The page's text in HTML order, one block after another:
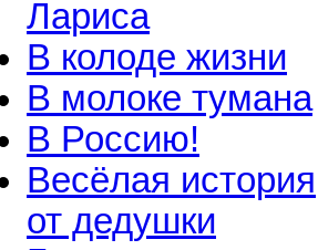
Лариса
В колоде жизни
В молоке тумана
В Россию!
Весёлая история
от дедушки